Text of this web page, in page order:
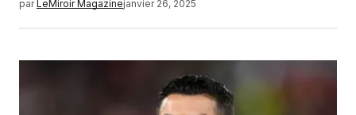
par LeMiroir Magazinejanvier 26, 2025